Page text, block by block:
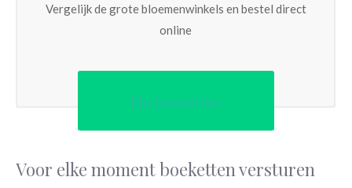
Vergelijk de grote bloemenwinkels en bestel direct
online
Nu bestellen
Voor elke moment boeketten versturen